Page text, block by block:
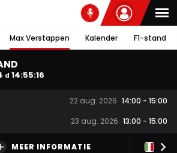
Max Verstappen Kalender F1-stand
d 14:55:16
22 aug. 2026 14:00 - 15:00
23 aug. 2026 13:00 - 15:00
MEER INFORMATIE